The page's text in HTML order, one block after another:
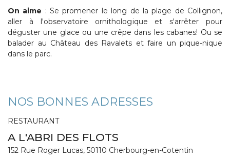
On aime : Se promener le long de la plage de Collignon,
aller à l'observatoire ornithologique et s'arrêter pour
déguster une glace ou une crêpe dans les cabanes! Ou se
balader au Château des Ravalets et faire un pique-nique
dans le parc.
NOS BONNES ADRESSES
RESTAURANT
A L'ABRI DES FLOTS
152 Rue Roger Lucas, 50110 Cherbourg-en-Cotentin